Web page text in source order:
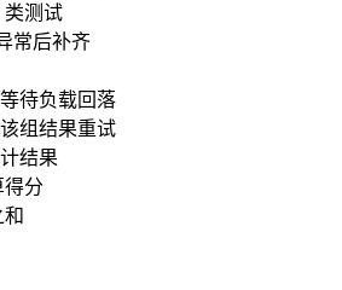
类测试
常后补齐
待负载回落
组结果重试
结果
得分